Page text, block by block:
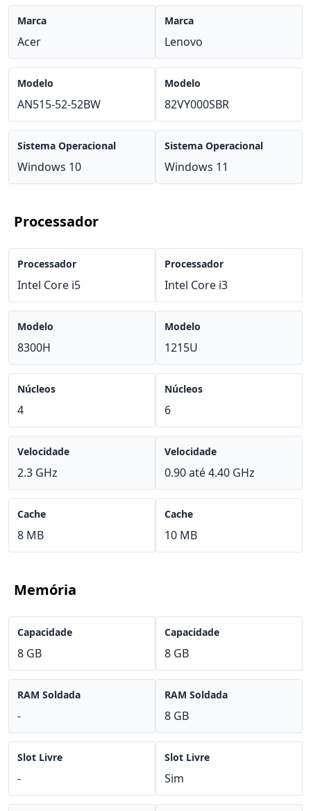
Marca
Acer
Modelo
AN515-52-52BW
Sistema Operacional
Windows 10
Marca
Lenovo
Modelo
82VY000SBR
Sistema Operacional
Windows 11
Processador
Processador
Intel Core i5
Modelo
8300H
Núcleos
4
Velocidade
2.3 GHz
Cache
8 MB
Processador
Intel Core i3
Modelo
1215U
Núcleos
6
Velocidade
0.90 até 4.40 GHz
Cache
10 MB
Memória
Capacidade
8 GB
RAM Soldada
-
Slot Livre
-
Capacidade
8 GB
RAM Soldada
8 GB
Slot Livre
Sim